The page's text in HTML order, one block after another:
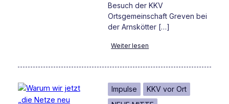
Besuch der KKV
Ortsgemeinschaft Greven bei
der Arnskötter […]
Weiter lesen
Impulse
KKV vor Ort